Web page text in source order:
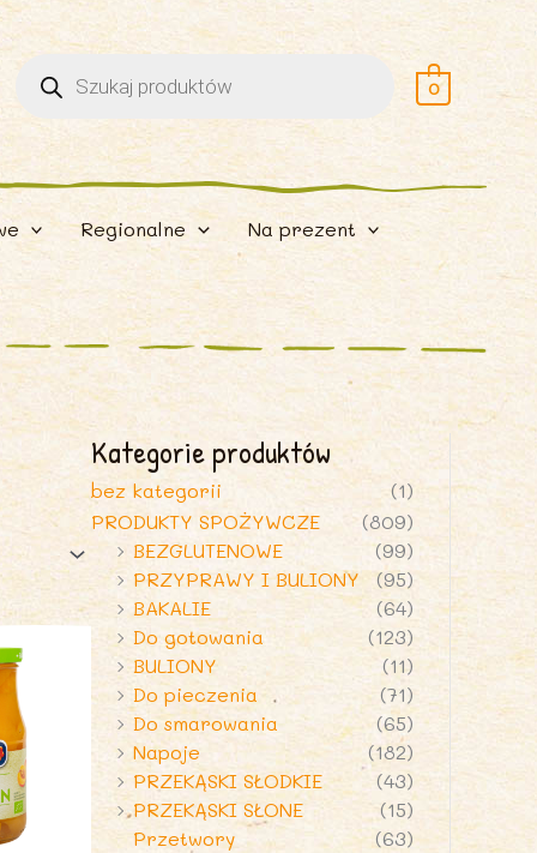
Wyszukiwarka
produktów 0
Regionalne Na prezent
Kategorie produktów
bez kategorii
(1)
PRODUKTY SPOŻYWCZE
(809)
BEZGLUTENOWE
(99)
PRZYPRAWY I BULIONY
(95)
BAKALIE
(64)
Do gotowania
(123)
BULIONY
(11)
Do pieczenia
(71)
Do smarowania
(65)
Napoje
(182)
PRZEKĄSKI SŁODKIE
(43)
PRZEKĄSKI SŁONE
(15)
Przetwory
(63)